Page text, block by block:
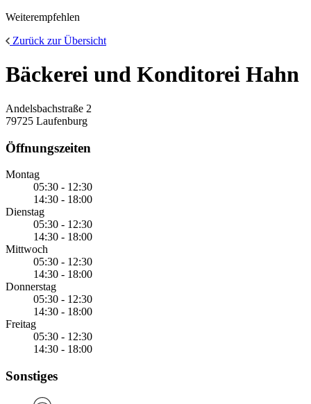
Weiterempfehlen
Zurück zur Übersicht
Bäckerei und Konditorei Hahn
Andelsbachstraße 2
79725 Laufenburg
Öffnungszeiten
Montag
05:30 - 12:30
14:30 - 18:00
Dienstag
05:30 - 12:30
14:30 - 18:00
Mittwoch
05:30 - 12:30
14:30 - 18:00
Donnerstag
05:30 - 12:30
14:30 - 18:00
Freitag
05:30 - 12:30
14:30 - 18:00
Sonstiges